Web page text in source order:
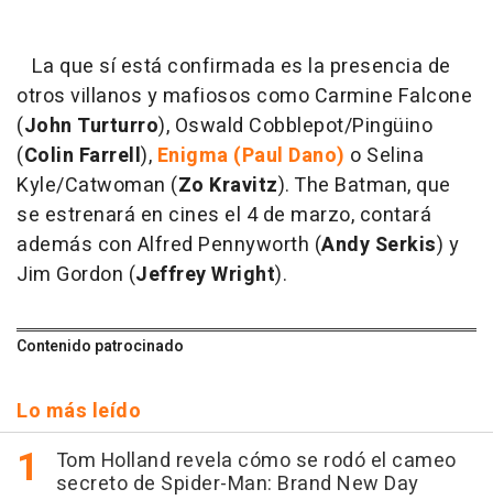
La que sí está confirmada es la presencia de
otros villanos y mafiosos como Carmine Falcone
(John Turturro), Oswald Cobblepot/Pingüino
(Colin Farrell), Enigma (Paul Dano) o Selina
Kyle/Catwoman (Zo Kravitz). The Batman, que
se estrenará en cines el 4 de marzo, contará
además con Alfred Pennyworth (Andy Serkis) y
Jim Gordon (Jeffrey Wright).
Contenido patrocinado
Lo más leído
Tom Holland revela cómo se rodó el cameo
secreto de Spider-Man: Brand New Day